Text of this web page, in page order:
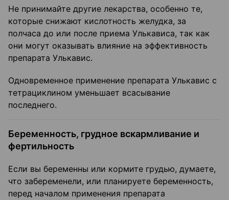
Не принимайте другие лекарства, особенно те,
которые снижают кислотность желудка, за
полчаса до или после приема Улькависа, так как
они могут оказывать влияние на эффективность
препарата Улькавис.
Одновременное применение препарата Улькавис с
тетрациклином уменьшает всасывание
последнего.
Беременность, грудное вскармливание и
фертильность
Если вы беременны или кормите грудью, думаете,
что забеременели, или планируете беременность,
перед началом применения препарата